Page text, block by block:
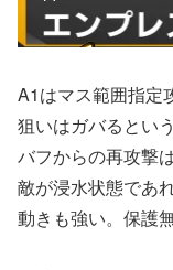
A1はマス範囲指
狙いはガバるとい
バフからの再攻撃
敵が浸水状態であ
動きも強い。保護